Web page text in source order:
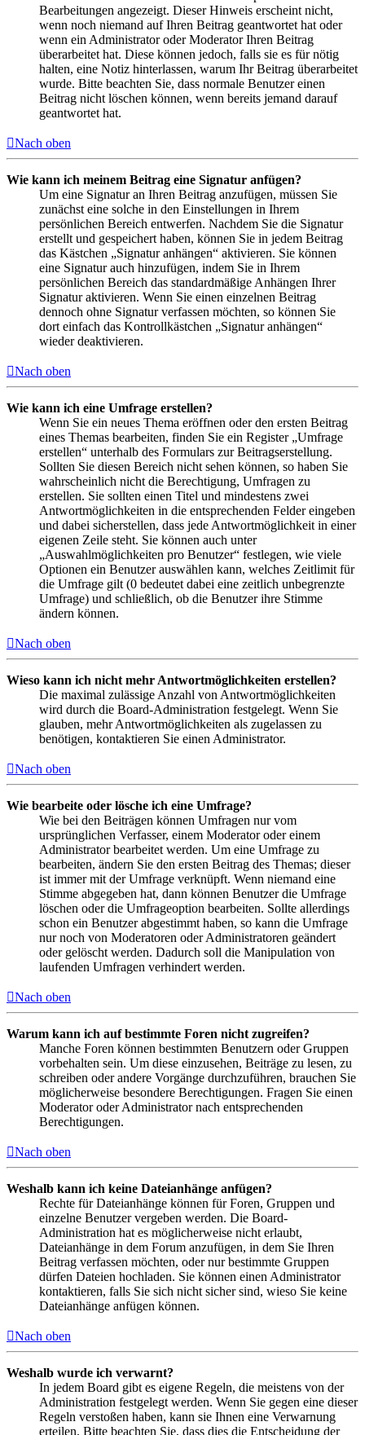
Bearbeitungen angezeigt. Dieser Hinweis erscheint nicht,
wenn noch niemand auf Ihren Beitrag geantwortet hat oder
wenn ein Administrator oder Moderator Ihren Beitrag
überarbeitet hat. Diese können jedoch, falls sie es für nötig
halten, eine Notiz hinterlassen, warum Ihr Beitrag überarbeitet
wurde. Bitte beachten Sie, dass normale Benutzer einen
Beitrag nicht löschen können, wenn bereits jemand darauf
geantwortet hat.
Nach oben
Wie kann ich meinem Beitrag eine Signatur anfügen?
Um eine Signatur an Ihren Beitrag anzufügen, müssen Sie
zunächst eine solche in den Einstellungen in Ihrem
persönlichen Bereich entwerfen. Nachdem Sie die Signatur
erstellt und gespeichert haben, können Sie in jedem Beitrag
das Kästchen „Signatur anhängen“ aktivieren. Sie können
eine Signatur auch hinzufügen, indem Sie in Ihrem
persönlichen Bereich das standardmäßige Anhängen Ihrer
Signatur aktivieren. Wenn Sie einen einzelnen Beitrag
dennoch ohne Signatur verfassen möchten, so können Sie
dort einfach das Kontrollkästchen „Signatur anhängen“
wieder deaktivieren.
Nach oben
Wie kann ich eine Umfrage erstellen?
Wenn Sie ein neues Thema eröffnen oder den ersten Beitrag
eines Themas bearbeiten, finden Sie ein Register „Umfrage
erstellen“ unterhalb des Formulars zur Beitragserstellung.
Sollten Sie diesen Bereich nicht sehen können, so haben Sie
wahrscheinlich nicht die Berechtigung, Umfragen zu
erstellen. Sie sollten einen Titel und mindestens zwei
Antwortmöglichkeiten in die entsprechenden Felder eingeben
und dabei sicherstellen, dass jede Antwortmöglichkeit in einer
eigenen Zeile steht. Sie können auch unter
„Auswahlmöglichkeiten pro Benutzer“ festlegen, wie viele
Optionen ein Benutzer auswählen kann, welches Zeitlimit für
die Umfrage gilt (0 bedeutet dabei eine zeitlich unbegrenzte
Umfrage) und schließlich, ob die Benutzer ihre Stimme
ändern können.
Nach oben
Wieso kann ich nicht mehr Antwortmöglichkeiten erstellen?
Die maximal zulässige Anzahl von Antwortmöglichkeiten
wird durch die Board-Administration festgelegt. Wenn Sie
glauben, mehr Antwortmöglichkeiten als zugelassen zu
benötigen, kontaktieren Sie einen Administrator.
Nach oben
Wie bearbeite oder lösche ich eine Umfrage?
Wie bei den Beiträgen können Umfragen nur vom
ursprünglichen Verfasser, einem Moderator oder einem
Administrator bearbeitet werden. Um eine Umfrage zu
bearbeiten, ändern Sie den ersten Beitrag des Themas; dieser
ist immer mit der Umfrage verknüpft. Wenn niemand eine
Stimme abgegeben hat, dann können Benutzer die Umfrage
löschen oder die Umfrageoption bearbeiten. Sollte allerdings
schon ein Benutzer abgestimmt haben, so kann die Umfrage
nur noch von Moderatoren oder Administratoren geändert
oder gelöscht werden. Dadurch soll die Manipulation von
laufenden Umfragen verhindert werden.
Nach oben
Warum kann ich auf bestimmte Foren nicht zugreifen?
Manche Foren können bestimmten Benutzern oder Gruppen
vorbehalten sein. Um diese einzusehen, Beiträge zu lesen, zu
schreiben oder andere Vorgänge durchzuführen, brauchen Sie
möglicherweise besondere Berechtigungen. Fragen Sie einen
Moderator oder Administrator nach entsprechenden
Berechtigungen.
Nach oben
Weshalb kann ich keine Dateianhänge anfügen?
Rechte für Dateianhänge können für Foren, Gruppen und
einzelne Benutzer vergeben werden. Die Board-
Administration hat es möglicherweise nicht erlaubt,
Dateianhänge in dem Forum anzufügen, in dem Sie Ihren
Beitrag verfassen möchten, oder nur bestimmte Gruppen
dürfen Dateien hochladen. Sie können einen Administrator
kontaktieren, falls Sie sich nicht sicher sind, wieso Sie keine
Dateianhänge anfügen können.
Nach oben
Weshalb wurde ich verwarnt?
In jedem Board gibt es eigene Regeln, die meistens von der
Administration festgelegt werden. Wenn Sie gegen eine dieser
Regeln verstoßen haben, kann sie Ihnen eine Verwarnung
erteilen. Bitte beachten Sie, dass dies die Entscheidung der